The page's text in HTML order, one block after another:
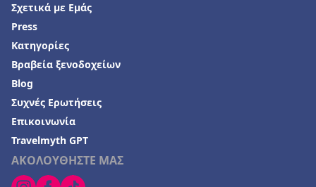
ΑΚΟΛΟΥΘΗΣΤΕ ΜΑΣ
Σχετικά με Εμάς
Press
Κατηγορίες
Βραβεία ξενοδοχείων
Blog
Συχνές Ερωτήσεις
Επικοινωνία
Travelmyth GPT